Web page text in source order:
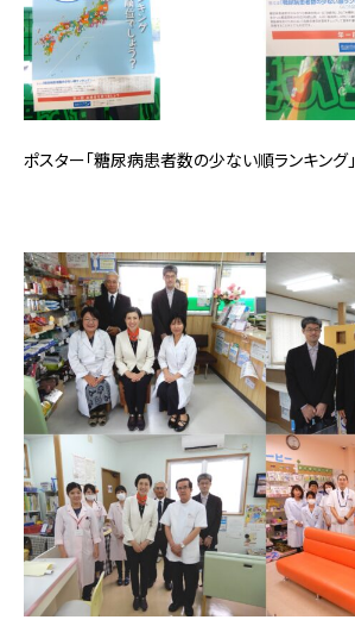
ポスター「糖尿病患者数の少ない順ランキング」